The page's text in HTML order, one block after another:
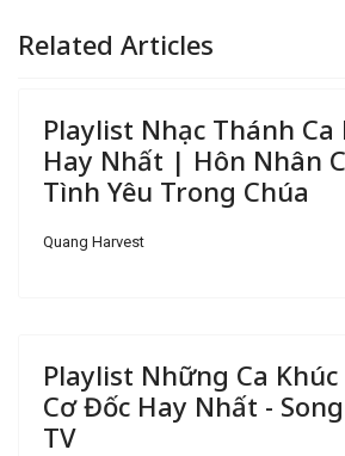
Related Articles
Playlist Nhạc Thánh Ca
Hay Nhất | Hôn Nhân
Tình Yêu Trong Chúa
Quang Harvest
Playlist Những Ca
Cơ Đốc Hay Nhất -
TV